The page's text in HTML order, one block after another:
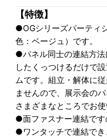
【特徴】
●OGシリーズパーティ
色：ベージュ）です。
●パネル同士の連結方
したくっつけるだけで
ムです。組立・解体に
ませんので、展示会の
さまざまなところでお使
●面ファスナー連結です
●ワンタッチで連結で